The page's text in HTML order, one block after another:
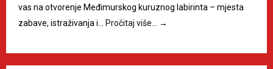
vas na otvorenje Međimurskog kuruznog labirinta – mjesta
zabave, istraživanja i… Pročitaj više… →